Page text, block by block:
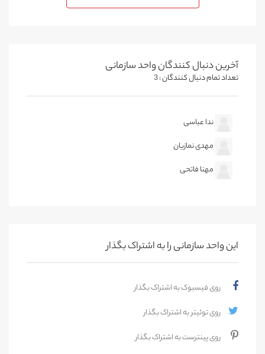
آخرین دنبال کنندگان واحد سازمانی
تعداد تمام دنبال کنندگان : 3
ندا عباسی
مهدی نمازیان
مهنا فاتحی
این واحد سازمانی را به اشتراک بگذار
روی فیسبوک به اشتراک بگذار
روی توئیتر به اشتراک بگذار
روی پینترست به اشتراک بگذار